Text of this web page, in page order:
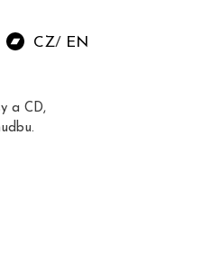
CZ EN
a CD,